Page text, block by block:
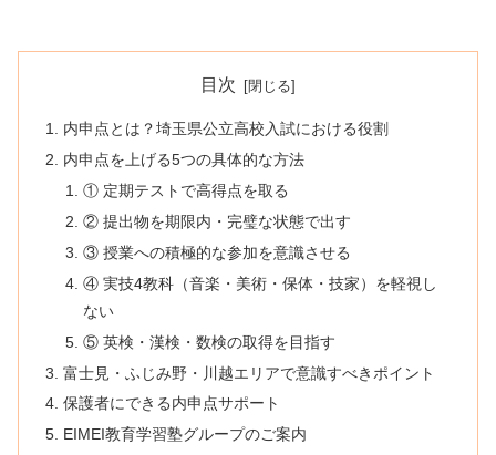
目次
内申点とは？埼玉県公立高校入試における役割
内申点を上げる5つの具体的な方法
① 定期テストで高得点を取る
② 提出物を期限内・完璧な状態で出す
③ 授業への積極的な参加を意識させる
④ 実技4教科（音楽・美術・保体・技家）を軽視し
ない
⑤ 英検・漢検・数検の取得を目指す
富士見・ふじみ野・川越エリアで意識すべきポイント
保護者にできる内申点サポート
EIMEI教育学習塾グループのご案内